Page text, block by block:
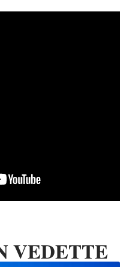
VEDETTE